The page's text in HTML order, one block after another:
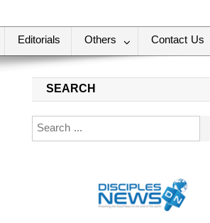
Editorials Others Contact Us
SEARCH